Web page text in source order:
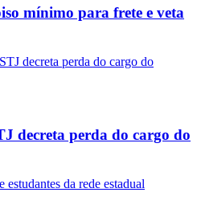
mínimo para frete e veta
decreta perda do cargo do